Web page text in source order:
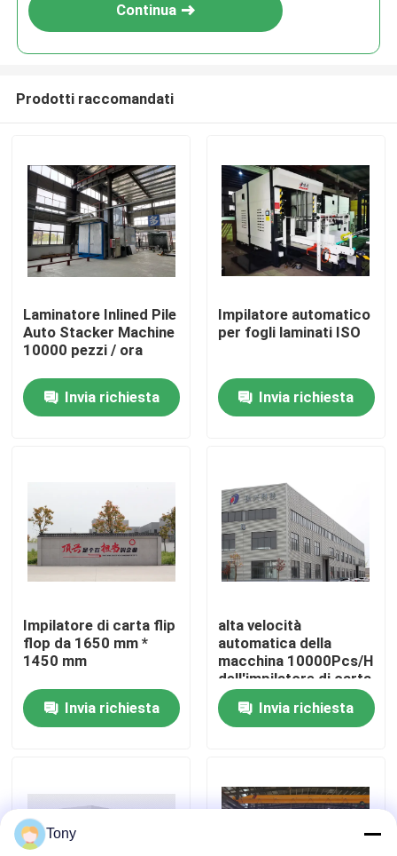
Casa.
Prodotti
visita della fabbrica
Controllo della qualità
Contattaci
Chiedi un preventivo
Macchina del laminatore della flauto
Continua
Prodotti raccomandati
Laminatore Inlined Pile
Auto Stacker Machine
10000 pezzi / ora
Invia richiesta
Impilatore automatico
per fogli laminati ISO
Invia richiesta
Impilatore di carta flip
flop da 1650 mm *
1450 mm
Invia richiesta
alta velocità
automatica della
macchina 10000Pcs/H
dell'impilatore di carta
di 1450*1450mm
Invia richiesta
Tony